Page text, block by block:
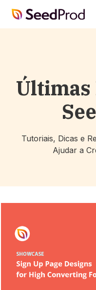
SeedProd
Últimas
Tutoriais, Dicas e
Ajudar a